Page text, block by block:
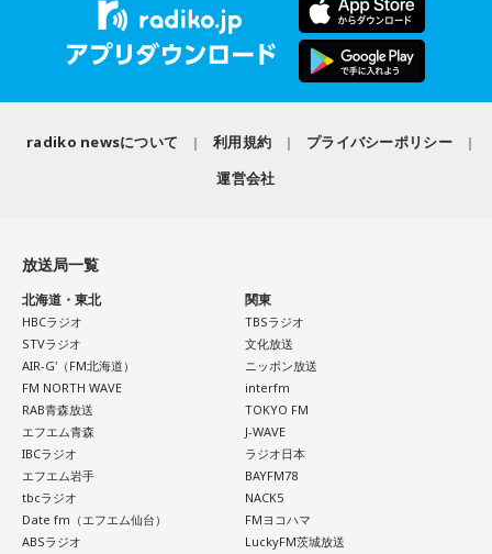
radiko newsについて 利用規約
プライバシーポリシー
運営会社
放送局一覧
北海道・東北
HBCラジオ
STVラジオ
AIR-G'（FM北海道）
FM NORTH WAVE
RAB青森放送
エフエム青森
IBCラジオ
エフエム岩手
tbcラジオ
Date fm（エフエム仙台）
ABSラジオ
関東
TBSラジオ
文化放送
ニッポン放送
interfm
TOKYO FM
J-WAVE
ラジオ日本
BAYFM78
NACK5
FMヨコハマ
LuckyFM茨城放送